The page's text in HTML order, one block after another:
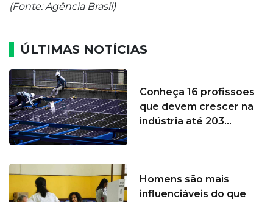
(Fonte: Agência Brasil)
ÚLTIMAS NOTÍCIAS
Conheça 16 profissões
que devem crescer na
indústria até 203...
Homens são mais
influenciáveis do que